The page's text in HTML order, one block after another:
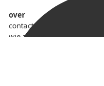
over
contact
wie zijn we